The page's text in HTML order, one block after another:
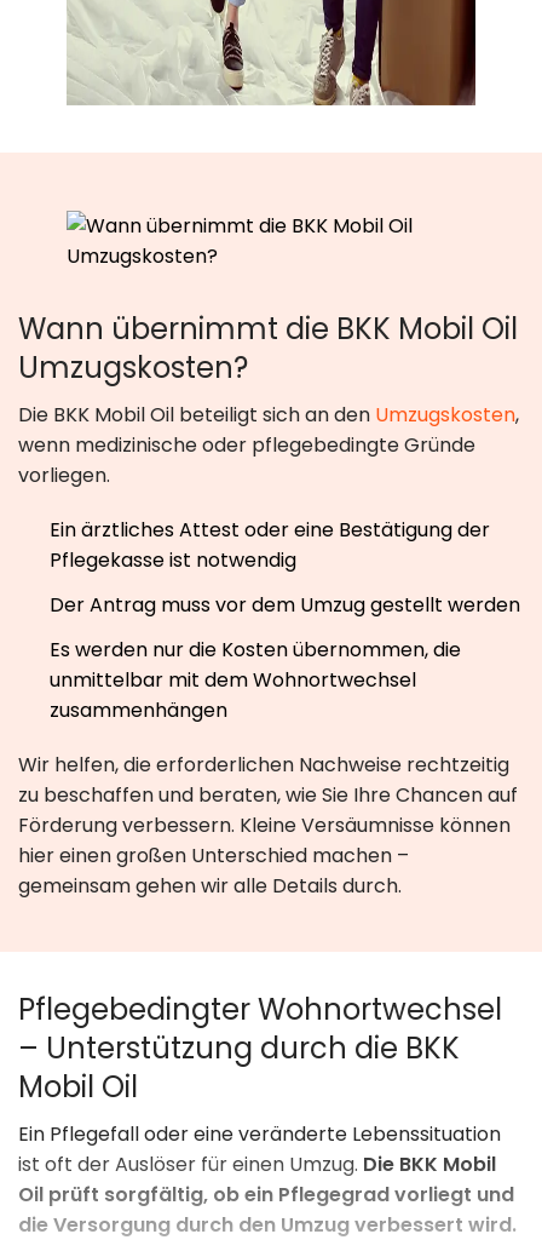
Wann übernimmt die BKK Mobil Oil
Umzugskosten?
Die BKK Mobil Oil beteiligt sich an den Umzugskosten,
wenn medizinische oder pflegebedingte Gründe
vorliegen.
Ein ärztliches Attest oder eine Bestätigung der
Pflegekasse ist notwendig
Der Antrag muss vor dem Umzug gestellt werden
Es werden nur die Kosten übernommen, die
unmittelbar mit dem Wohnortwechsel
zusammenhängen
Wir helfen, die erforderlichen Nachweise rechtzeitig
zu beschaffen und beraten, wie Sie Ihre Chancen auf
Förderung verbessern. Kleine Versäumnisse können
hier einen großen Unterschied machen –
gemeinsam gehen wir alle Details durch.
Pflegebedingter Wohnortwechsel
– Unterstützung durch die BKK
Mobil Oil
Ein Pflegefall oder eine veränderte Lebenssituation
ist oft der Auslöser für einen Umzug. Die BKK Mobil
Oil prüft sorgfältig, ob ein Pflegegrad vorliegt und
die Versorgung durch den Umzug verbessert wird.